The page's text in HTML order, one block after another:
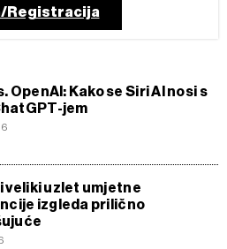
Registracija
OpenAI: Kako se Siri AI nosi s
jem
veliki uzlet umjetne
izgleda prilično